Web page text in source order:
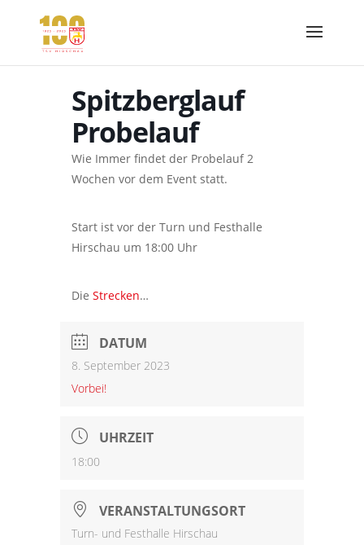
Spitzberglauf
Probelauf
Wie Immer findet der Probelauf 2
Wochen vor dem Event statt.
Start ist vor der Turn und Festhalle
Hirschau um 18:00 Uhr
Die Strecken…
DATUM
8. September 2023
Vorbei!
UHRZEIT
18:00
VERANSTALTUNGSORT
Turn- und Festhalle Hirschau